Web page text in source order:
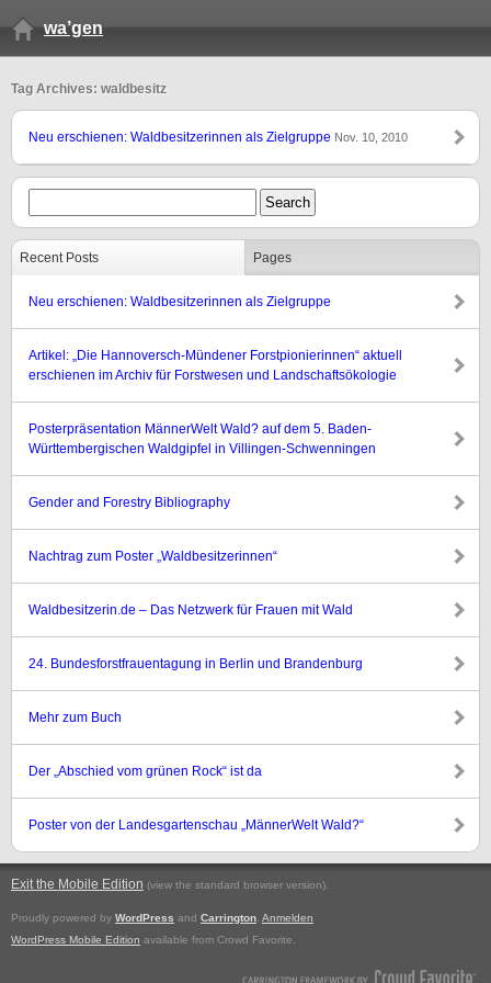
wa’gen
Tag Archives: waldbesitz
Neu erschienen: Waldbesitzerinnen als Zielgruppe Nov. 10, 2010
Recent Posts Pages
Neu erschienen: Waldbesitzerinnen als Zielgruppe
Artikel: „Die Hannoversch-Mündener Forstpionierinnen“ aktuell
erschienen im Archiv für Forstwesen und Landschaftsökologie
Posterpräsentation MännerWelt Wald? auf dem 5. Baden-
Württembergischen Waldgipfel in Villingen-Schwenningen
Gender and Forestry Bibliography
Nachtrag zum Poster „Waldbesitzerinnen“
Waldbesitzerin.de – Das Netzwerk für Frauen mit Wald
24. Bundesforstfrauentagung in Berlin und Brandenburg
Mehr zum Buch
Der „Abschied vom grünen Rock“ ist da
Poster von der Landesgartenschau „MännerWelt Wald?“
Exit the Mobile Edition (view the standard browser version).
Proudly powered by WordPress and Carrington Anmelden
WordPress Mobile Edition available from Crowd Favorite.